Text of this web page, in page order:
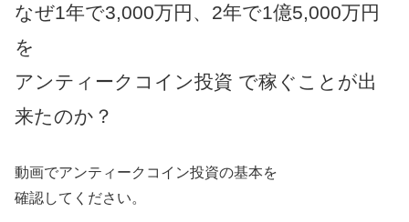
なぜ1年で3,000万円、2年で1億5,000万円
を
アンティークコイン投資 で稼ぐことが出
来たのか？
動画でアンティークコイン投資の基本を
確認してください。